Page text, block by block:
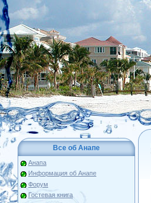
Все об Анапе
Анапа
Информация об Анапе
Форум
Гостевая книга